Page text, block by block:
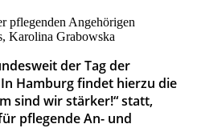
Karolina Grabowska
der Tag der
Hamburg findet hierzu die
sind wir stärker!“ statt,
pflegende An- und